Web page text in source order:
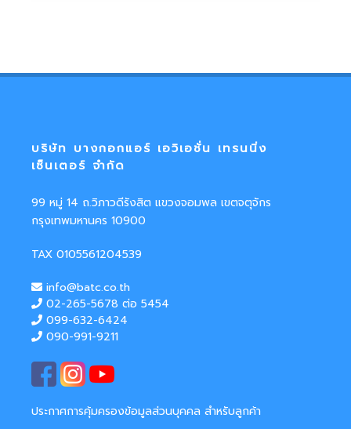
บริษัท บางกอกแอร์ เอวิเอชั่น เทรนนิ่ง
เซ็นเตอร์ จำกัด
99 หมู่ 14 ถ.วิภาวดีรังสิต แขวงจอมพล เขตจตุจักร
กรุงเทพมหานคร 10900
TAX 0105561204539
info@batc.co.th
02-265-5678 ต่อ 5454
099-632-6424
090-991-9211
ประกาศการคุ้มครองข้อมูลส่วนบุคคล สำหรับลูกค้า